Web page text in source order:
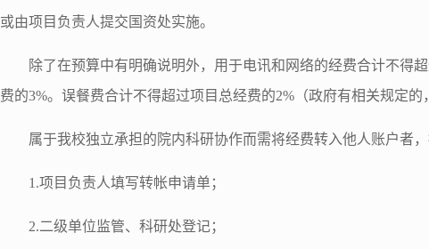
或由项目负责人提交国资处实施。
除了在预算中有明确说明外，用于电讯和网络的经费合计不得
费的3%。误餐费合计不得超过项目总经费的2%（政府有相关规定的
属于我校独立承担的院内科研协作而需将经费转入他人账户者，
1.项目负责人填写转帐申请单；
2.二级单位监管、科研处登记；